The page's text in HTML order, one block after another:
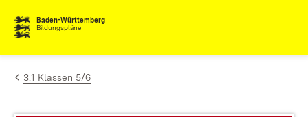
Zum Inhalt springen
Baden-Württemberg
Bildungspläne
3.1 Klassen 5/6